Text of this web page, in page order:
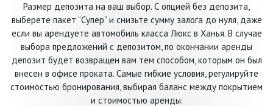
Размер депозита на ваш выбор. С опцией без депозита,
выберете пакет “Супер” и снизьте сумму залога до нуля, даже
если вы арендуете автомобиль класса Люкс в Ханья. В случае
выбора предложений с депозитом, по окончании аренды
депозит будет возвращен вам тем способом, которым он был
внесен в офисе проката. Самые гибкие условия, регулируйте
стоимостью бронирования, выбирая баланс между покрытием
и стоимостью аренды.